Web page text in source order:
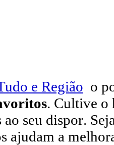
e Região o
. Cultive o
ao seu dispor.
ajudam a